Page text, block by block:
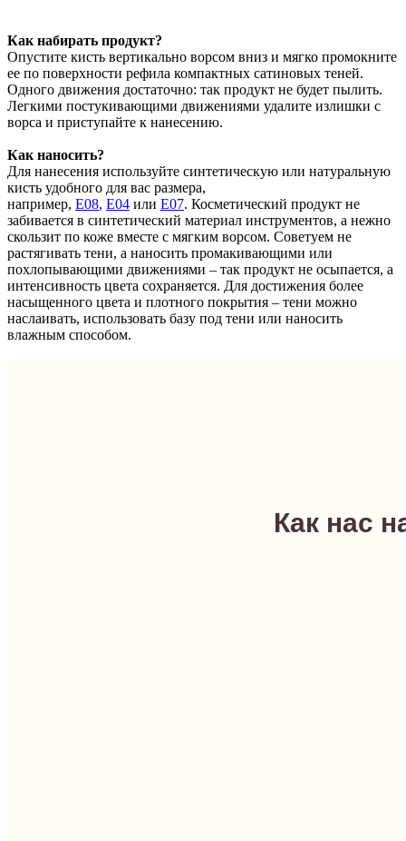
Как набирать продукт?
Опустите кисть вертикально ворсом вниз и мягко промокните
ее по поверхности рефила компактных сатиновых теней.
Одного движения достаточно: так продукт не будет пылить.
Легкими постукивающими движениями удалите излишки с
ворса и приступайте к нанесению.
Как наносить?
Для нанесения используйте синтетическую или натуральную
кисть удобного для вас размера,
например, Е08, Е04 или Е07. Косметический продукт не
забивается в синтетический материал инструментов, а нежно
скользит по коже вместе с мягким ворсом. Советуем не
растягивать тени, а наносить промакивающими или
похлопывающими движениями – так продукт не осыпается, а
интенсивность цвета сохраняется. Для достижения более
насыщенного цвета и плотного покрытия – тени можно
наслаивать, использовать базу под тени или наносить
влажным способом.
Как нас